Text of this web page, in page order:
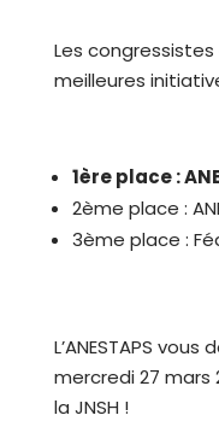
Les
meilleures
1ère place :
2ème place :
3ème place :
L’ANESTAPS
mercredi 27 mars
la JNSH !